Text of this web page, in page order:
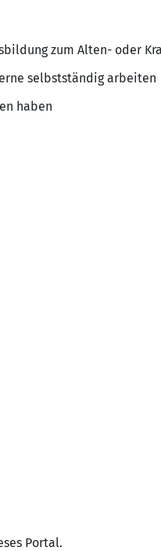
zum Alten- oder
selbstständig arbeiten
haben
Portal.